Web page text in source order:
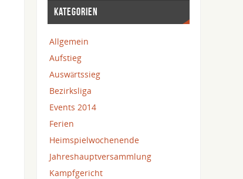
KATEGORIEN
Allgemein
Aufstieg
Auswärtssieg
Bezirksliga
Events 2014
Ferien
Heimspielwochenende
Jahreshauptversammlung
Kampfgericht